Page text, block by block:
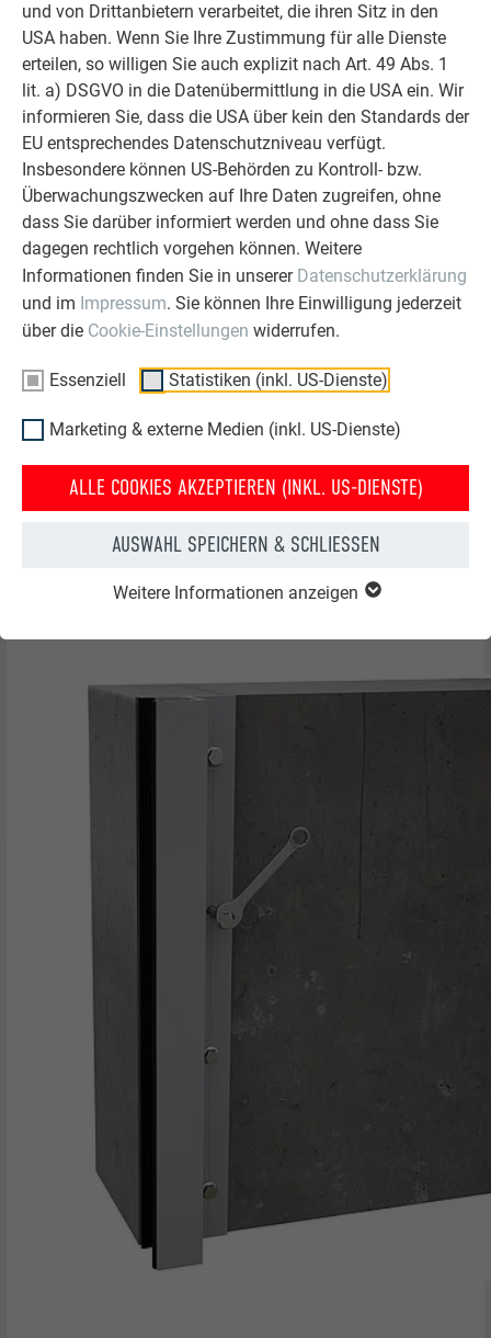
und von Drittanbietern verarbeitet, die ihren Sitz in den
USA haben. Wenn Sie Ihre Zustimmung für alle Dienste
erteilen, so willigen Sie auch explizit nach Art. 49 Abs. 1
lit. a) DSGVO in die Datenübermittlung in die USA ein. Wir
informieren Sie, dass die USA über kein den Standards der
EU entsprechendes Datenschutzniveau verfügt.
Insbesondere können US-Behörden zu Kontroll- bzw.
Überwachungszwecken auf Ihre Daten zugreifen, ohne
dass Sie darüber informiert werden und ohne dass Sie
dagegen rechtlich vorgehen können. Weitere
Informationen finden Sie in unserer Datenschutzerklärung
und im Impressum. Sie können Ihre Einwilligung jederzeit
über die Cookie-Einstellungen widerrufen.
Essenziell Statistiken (inkl. US-Dienste)
Marketing & externe Medien (inkl. US-Dienste)
ALLE COOKIES AKZEPTIEREN (INKL. US-DIENSTE)
AUSWAHL SPEICHERN & SCHLIESSEN
Weitere Informationen anzeigen
anbringen. Bei direktem Kontakt mit Beton wird ein
empfohlen.
Raupe aus Dichtmasse auf der Unterseite des